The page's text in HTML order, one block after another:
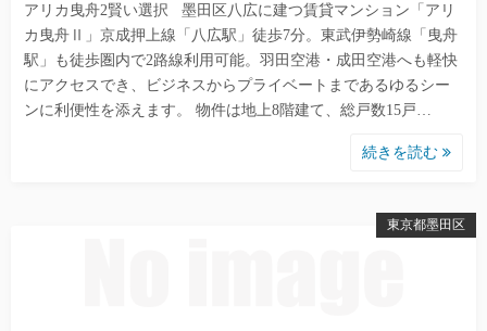
アリカ曳舟2賢い選択 墨田区八広に建つ賃貸マンション「アリ
カ曳舟Ⅱ」京成押上線「八広駅」徒歩7分。東武伊勢崎線「曳舟
駅」も徒歩圏内で2路線利用可能。羽田空港・成田空港へも軽快
にアクセスでき、ビジネスからプライベートまであるゆるシー
ンに利便性を添えます。 物件は地上8階建て、総戸数15戸…
続きを読む
東京都墨田区